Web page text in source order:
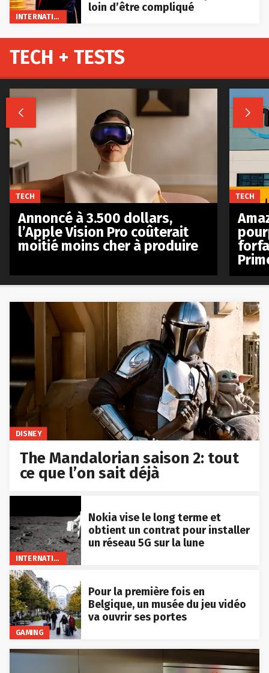
INTERNATIONAL
loin d’être compliqué
DISNEY
The Mandalorian saison 2: tout
ce que l’on sait déjà
INTERNATIONAL
Nokia vise le long terme et
obtient un contrat pour installer
un réseau 5G sur la lune
GAMING
Pour la première fois en
Belgique, un musée du jeu vidéo
va ouvrir ses portes
TECH + TESTS
 
TECH
Annoncé à 3.500 dollars,
l’Apple Vision Pro coûterait
moitié moins cher à produire
TECH